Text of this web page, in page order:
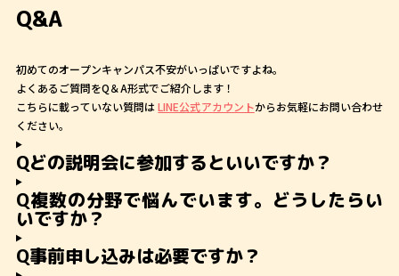
Q&A
初めてのオープンキャンパス不安がいっぱいですよね。
よくあるご質問をQ＆A形式でご紹介します！
こちらに載っていない質問はLINE公式アカウントからお気軽にお問い合わせ
ください。
Qどの説明会に参加するといいですか？
Q複数の分野で悩んでいます。どうしたらい
いですか？
Q事前申し込みは必要ですか？